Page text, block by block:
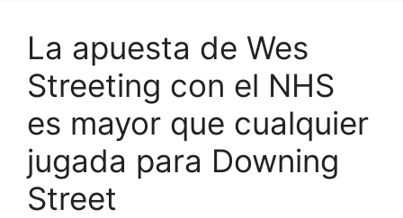
La apuesta de Wes
Streeting con el NHS
es mayor que cualquier
jugada para Downing
Street